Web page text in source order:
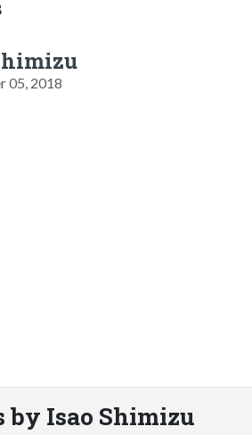
05, 2018
by Isao Shimizu